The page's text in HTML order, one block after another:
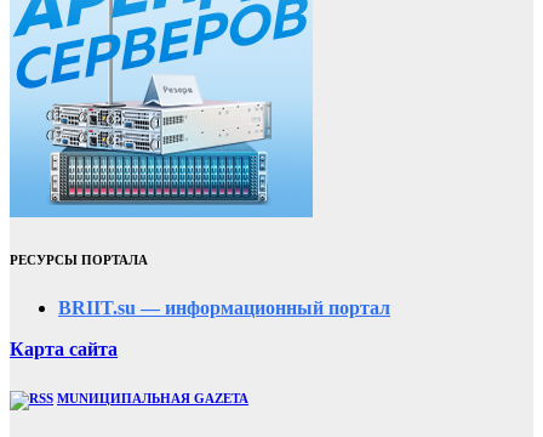
РЕСУРСЫ ПОРТАЛА
BRIIT.su — информационный портал
Карта сайта
MUNИЦИПАЛЬНАЯ GAZЕТА